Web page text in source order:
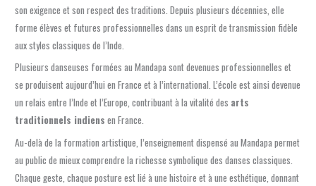
son exigence et son respect des traditions. Depuis plusieurs décennies, elle
forme élèves et futures professionnelles dans un esprit de transmission fidèle
aux styles classiques de l’Inde.
Plusieurs danseuses formées au Mandapa sont devenues professionnelles et
se produisent aujourd’hui en France et à l’international. L’école est ainsi devenue
un relais entre l’Inde et l’Europe, contribuant à la vitalité des arts
traditionnels indiens en France.
Au-delà de la formation artistique, l’enseignement dispensé au Mandapa permet
au public de mieux comprendre la richesse symbolique des danses classiques.
Chaque geste, chaque posture est lié à une histoire et à une esthétique, donnant